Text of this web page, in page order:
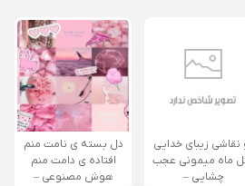
نقاشی زیبای خدایی
ماه میمونی عجب
چشایی –
دل بسته ی نامت منم
افتاده ی دامت منم
هوش مصنوعی –